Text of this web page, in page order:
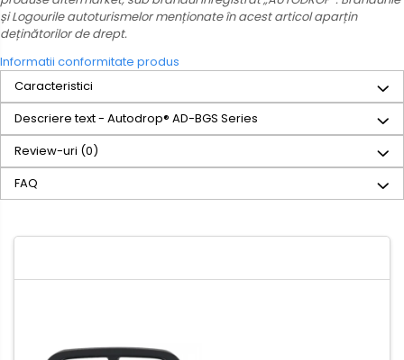
și Logourile autoturismelor menționate în acest articol aparțin
deținătorilor de drept.
Informatii conformitate produs
Caracteristici
Descriere text - Autodrop® AD-BGS Series
Review-uri (0)
FAQ